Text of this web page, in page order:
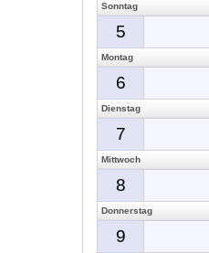
Sonntag
5
Montag
6
Dienstag
7
Mittwoch
8
Donnerstag
9